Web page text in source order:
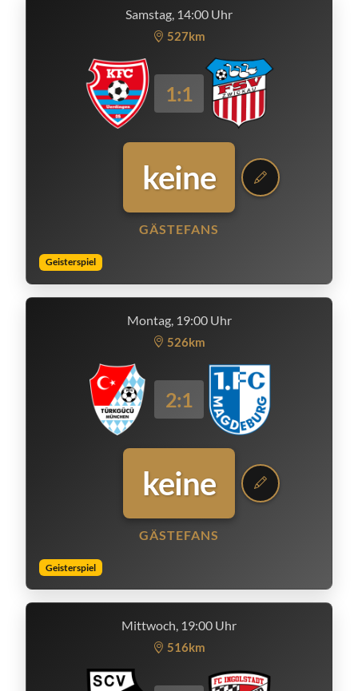
Samstag, 14:00 Uhr
527km
1:1
keine
GÄSTEFANS
Geisterspiel
Montag, 19:00 Uhr
526km
2:1
keine
GÄSTEFANS
Geisterspiel
Mittwoch, 19:00 Uhr
516km